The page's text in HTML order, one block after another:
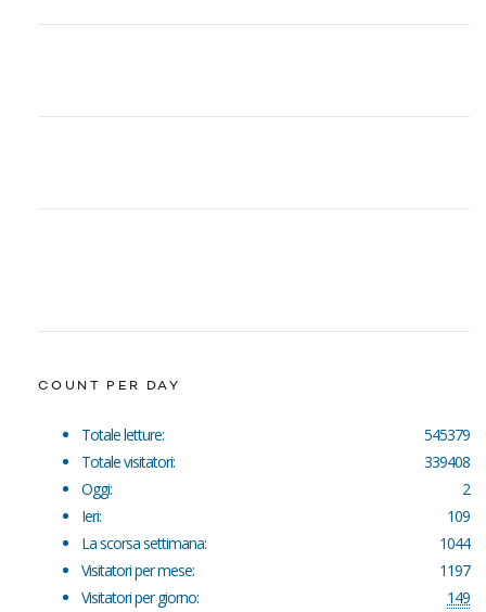
COUNT PER DAY
545379
Totale letture:
339408
Totale visitatori:
2
Oggi:
109
Ieri:
1044
La scorsa settimana:
1197
Visitatori per mese:
149
Visitatori per giorno: